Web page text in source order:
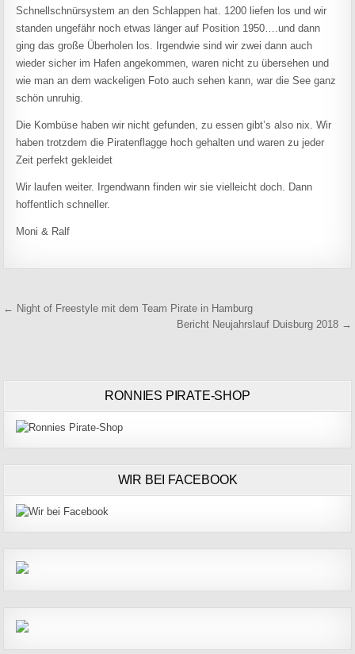
Schnellschnürsystem an den Schlappen hat. 1200 liefen los und wir
standen ungefähr noch etwas länger auf Position 1950….und dann
ging das große Überholen los. Irgendwie sind wir zwei dann auch
wieder sicher im Hafen angekommen, waren nicht zu übersehen und
wie man an dem wackeligen Foto auch sehen kann, war die See ganz
schön unruhig.
Die Kombüse haben wir nicht gefunden, zu essen gibt’s also nix. Wir
haben trotzdem die Piratenflagge hoch gehalten und waren zu jeder
Zeit perfekt gekleidet
Wir laufen weiter. Irgendwann finden wir sie vielleicht doch. Dann
hoffentlich schneller.
Moni & Ralf
Beitragsnavigation
← Night of Freestyle mit dem Team Pirate in Hamburg
Bericht Neujahrslauf Duisburg 2018 →
RONNIES PIRATE-SHOP
WIR BEI FACEBOOK